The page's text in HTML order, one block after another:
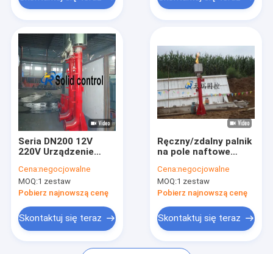
Produkty
O nas
Wycieczka po fabryce
Kontrola jakości
Poprosić o wycenę
Seria DN200 12V
220V Urządzenie
naftowym AC / DC
Stal nierdzewna 304
Cena:negocjowalne
MOQ:1 zestaw
Pobierz najnowszą cenę
Skontaktuj się teraz
Ręczny/zdalny palnik
na pole naftowe
Zapalnik Wysoka
częstotliwość
zapłonu Odporny na
Cena:negocjowalne
MOQ:1 zestaw
Pobierz najnowszą cenę
Skontaktuj się teraz